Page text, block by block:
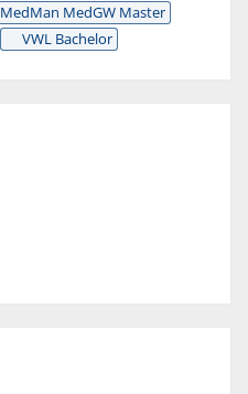
MedMan MedGW Master
VWL Bachelor